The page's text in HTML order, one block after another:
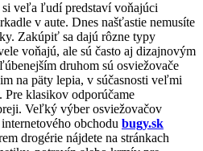
veľa ľudí predstaví voňajúci
v aute. Dnes našťastie nemusíte
Zakúpiť sa dajú rôzne typy
voňajú, ale sú často aj dizajnovým
druhom sú osviežovače
na päty lepia, v súčasnosti veľmi
Pre klasikov odporúčame
Veľký výber osviežovačov
obchodu bugy.sk
drogérie nájdete na stránkach